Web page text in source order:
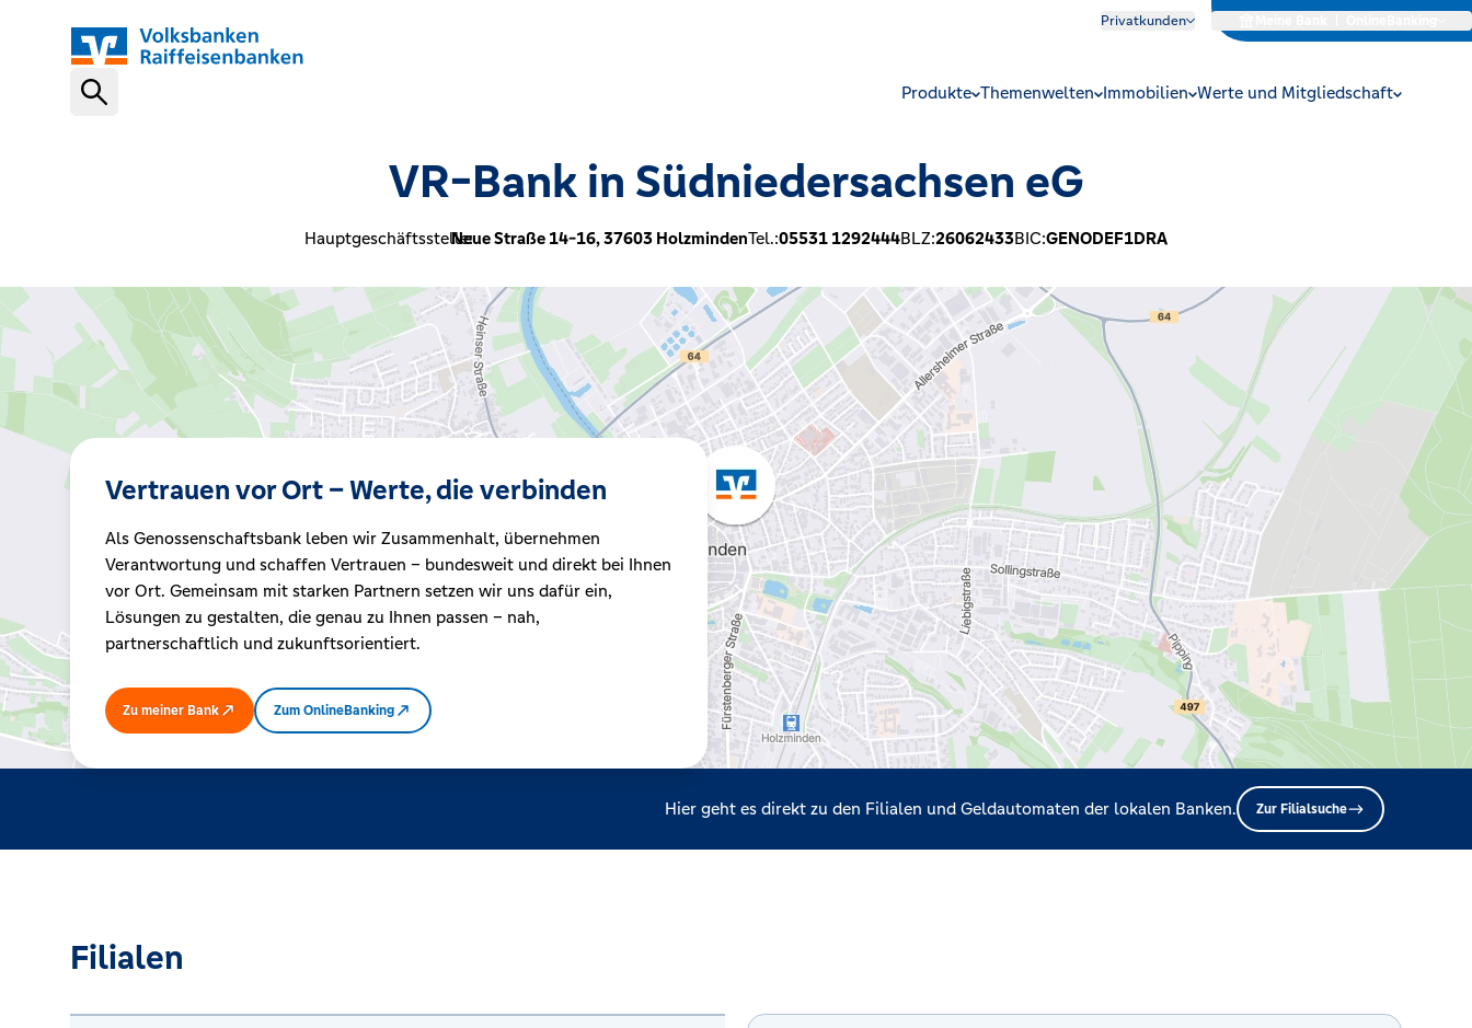
Privatkunden
VR Banking App
Kreditrechner
Immobilien
Produkte Themenwelten Immobilien Werte und Mitgliedschaft
VR-Bank in Südniedersachsen eG
Hauptgeschäftsstelle:Neue Straße 14-16,37603 HolzmindenTel.:05531 1292444BLZ:26062433BIC:GENODEF1DRA
Vertrauen vor Ort – Werte, die verbinden
Als Genossenschaftsbank leben wir Zusammenhalt, übernehmen
Verantwortung und schaffen Vertrauen – bundesweit und direkt bei Ihnen
vor Ort. Gemeinsam mit starken Partnern setzen wir uns dafür ein,
Lösungen zu gestalten, die genau zu Ihnen passen – nah,
partnerschaftlich und zukunftsorientiert.
Zu meiner Bank Zum OnlineBanking
Hier geht es direkt zu den Filialen und Geldautomaten der lokalen Banken. Zur Filialsuche
Filialen